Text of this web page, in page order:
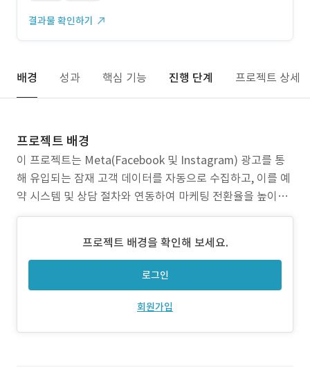
결과물 확인하기
배경 성과 핵심 기능 진행 단계 프로젝트 상세
프로젝트 배경
이 프로젝트는 Meta(Facebook 및 Instagram) 광고를 통
해 유입되는 잠재 고객 데이터를 자동으로 수집하고, 이를 예
약 시스템 및 상담 절차와 연동하여 마케팅 전환율을 높이고
내부 운영 효율을 개선하는 것을 목적으로 한다. 기존에는 리
있었고, 광고를 통해 유입된 사용자가 예약을 하지 않으면 데
이터가 유실되는 경우도 많았다. 또한 상담사가
프로젝트 배경을 확인해 보세요.
로그인
회원가입